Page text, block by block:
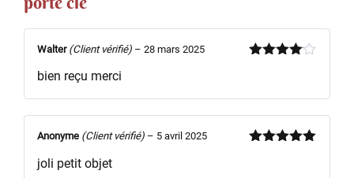
Walter (Client vérifié) – 28 mars 2025
bien reçu merci
Anonyme (Client vérifié) – 5 avril 2025
joli petit objet